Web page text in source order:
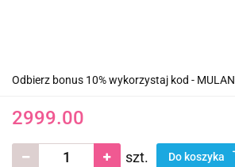
Odbierz bonus 10% wykorzystaj kod - MULAN
2999.00
szt. Do koszyka